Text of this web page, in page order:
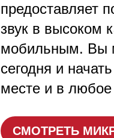
предоставляет
звук в высоком
мобильным. Вы
сегодня и
месте и в
СМОТРЕТЬ